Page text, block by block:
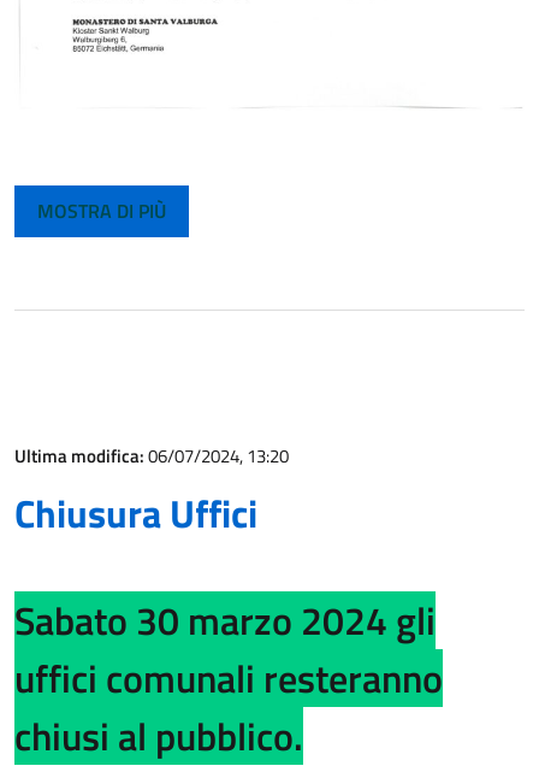
MOSTRA DI PIÙ
Ultima modifica:06/07/2024, 13:20
Chiusura Uffici
Sabato 30 marzo 2024 gli
uffici comunali resteranno
chiusi al pubblico.